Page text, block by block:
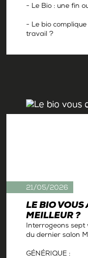
- Le Bio : une fin
- Le bio
travail ?
LE BIO VOUS
MEILLEUR ?
Interrogeons sept
du dernier salon
GÉNÉRIQUE :
21/05/2026